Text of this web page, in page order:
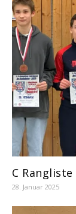
C
28. Januar 2025